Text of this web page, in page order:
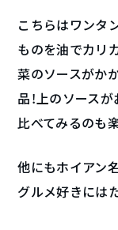
こちらはワンタ
ものを油でカリ
菜のソースがか
品！上のソース
比べてみるのも
他にもホイアン
グルメ好きには